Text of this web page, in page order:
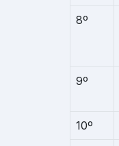
8º
9º
10º